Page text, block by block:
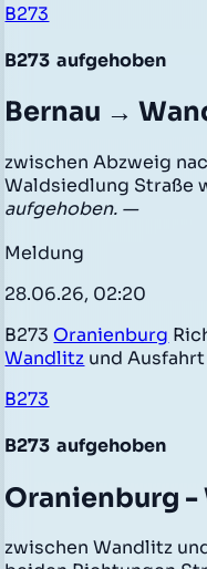
B273
B273 aufgehoben
Bernau →
zwischen Abzweig
Waldsiedlung Straße
aufgehoben. —
Meldung
28.06.26, 02:20
B273 Oranienburg
Wandlitz und Ausfahrt
B273
B273 aufgehoben
Oranienburg -
zwischen Wandlitz